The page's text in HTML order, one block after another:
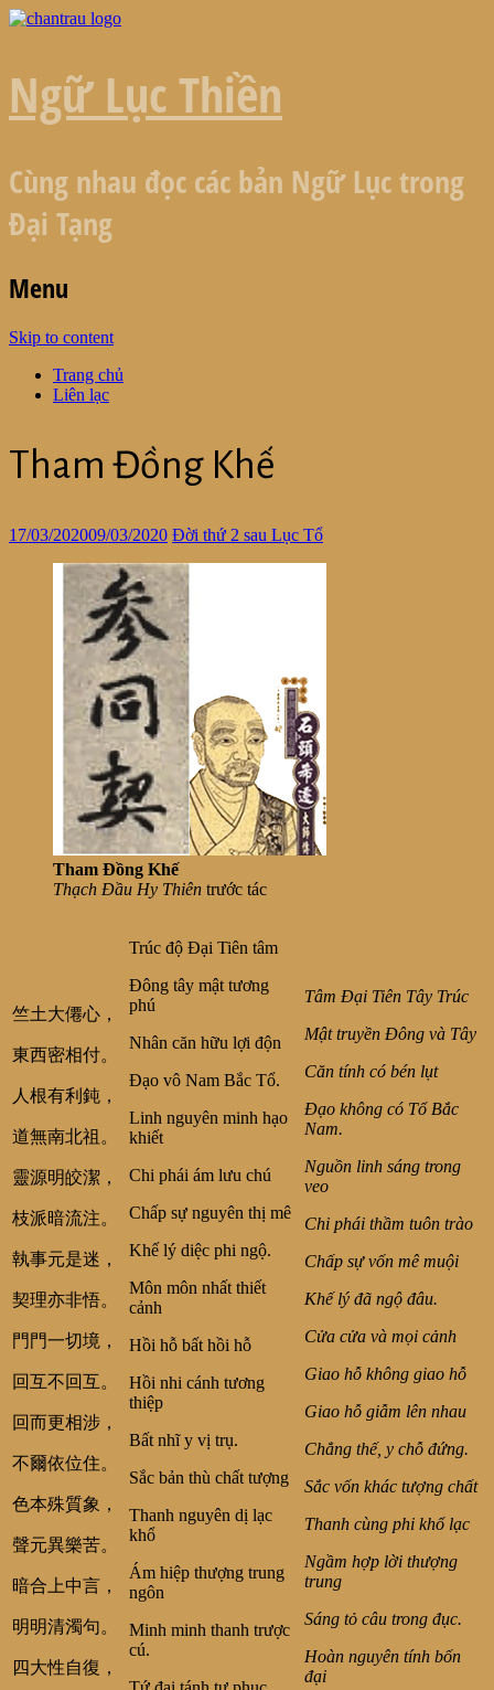
Ngữ Lục Thiền
Cùng nhau đọc các bản Ngữ Lục trong
Đại Tạng
Menu
Skip to content
Trang chủ
Liên lạc
Tham Đồng Khế
17/03/202009/03/2020 Đời thứ 2 sau Lục Tổ
Tham Đồng Khế
Thạch Đầu Hy Thiên trước tác
竺土大僊心，
東西密相付。
人根有利鈍，
道無南北祖。
靈源明皎潔，
枝派暗流注。
執事元是迷，
契理亦非悟。
門門一切境，
回互不回互。
回而更相涉，
不爾依位住。
色本殊質象，
聲元異樂苦。
暗合上中言，
明明清濁句。
四大性自復，
Trúc độ Đại Tiên tâm
Đông tây mật tương
phú
Nhân căn hữu lợi độn
Đạo vô Nam Bắc Tổ.
Linh nguyên minh hạo
khiết
Chi phái ám lưu chú
Chấp sự nguyên thị mê
Khế lý diệc phi ngộ.
Môn môn nhất thiết
cảnh
Hồi hỗ bất hồi hỗ
Hồi nhi cánh tương
thiệp
Bất nhĩ y vị trụ.
Sắc bản thù chất tượng
Thanh nguyên dị lạc
khổ
Ám hiệp thượng trung
ngôn
Minh minh thanh trược
cú.
Tâm Đại Tiên Tây Trúc
Mật truyền Đông và Tây
Căn tính có bén lụt
Đạo không có Tổ Bắc
Nam.
Nguồn linh sáng trong
veo
Chi phái thầm tuôn trào
Chấp sự vốn mê muội
Khế lý đã ngộ đâu.
Cửa cửa và mọi cảnh
Giao hỗ không giao hỗ
Giao hỗ giẫm lên nhau
Chẳng thế, y chỗ đứng.
Sắc vốn khác tượng chất
Thanh cùng phi khổ lạc
Ngầm hợp lời thượng
trung
Sáng tỏ câu trong đục.
Hoàn nguyên tính bốn
đại